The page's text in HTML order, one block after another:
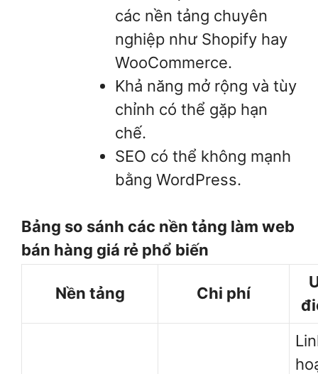
các nền tảng chuyên
nghiệp như Shopify hay
WooCommerce.
Khả năng mở rộng và tùy
chỉnh có thể gặp hạn
chế.
SEO có thể không mạnh
bằng WordPress.
Bảng so sánh các nền tảng làm web
bán hàng giá rẻ phổ biến
Nền tảng Chi phí